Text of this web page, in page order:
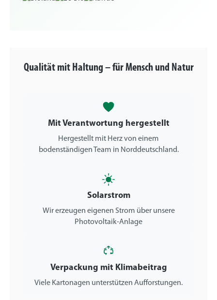
Qualität mit Haltung – für Mensch und Natur
Mit Verantwortung hergestellt
Hergestellt mit Herz von einem
bodenständigen Team in Norddeutschland.
Solarstrom
Wir erzeugen eigenen Strom über unsere
Photovoltaik-Anlage
Verpackung mit Klimabeitrag
Viele Kartonagen unterstützen Aufforstungen.